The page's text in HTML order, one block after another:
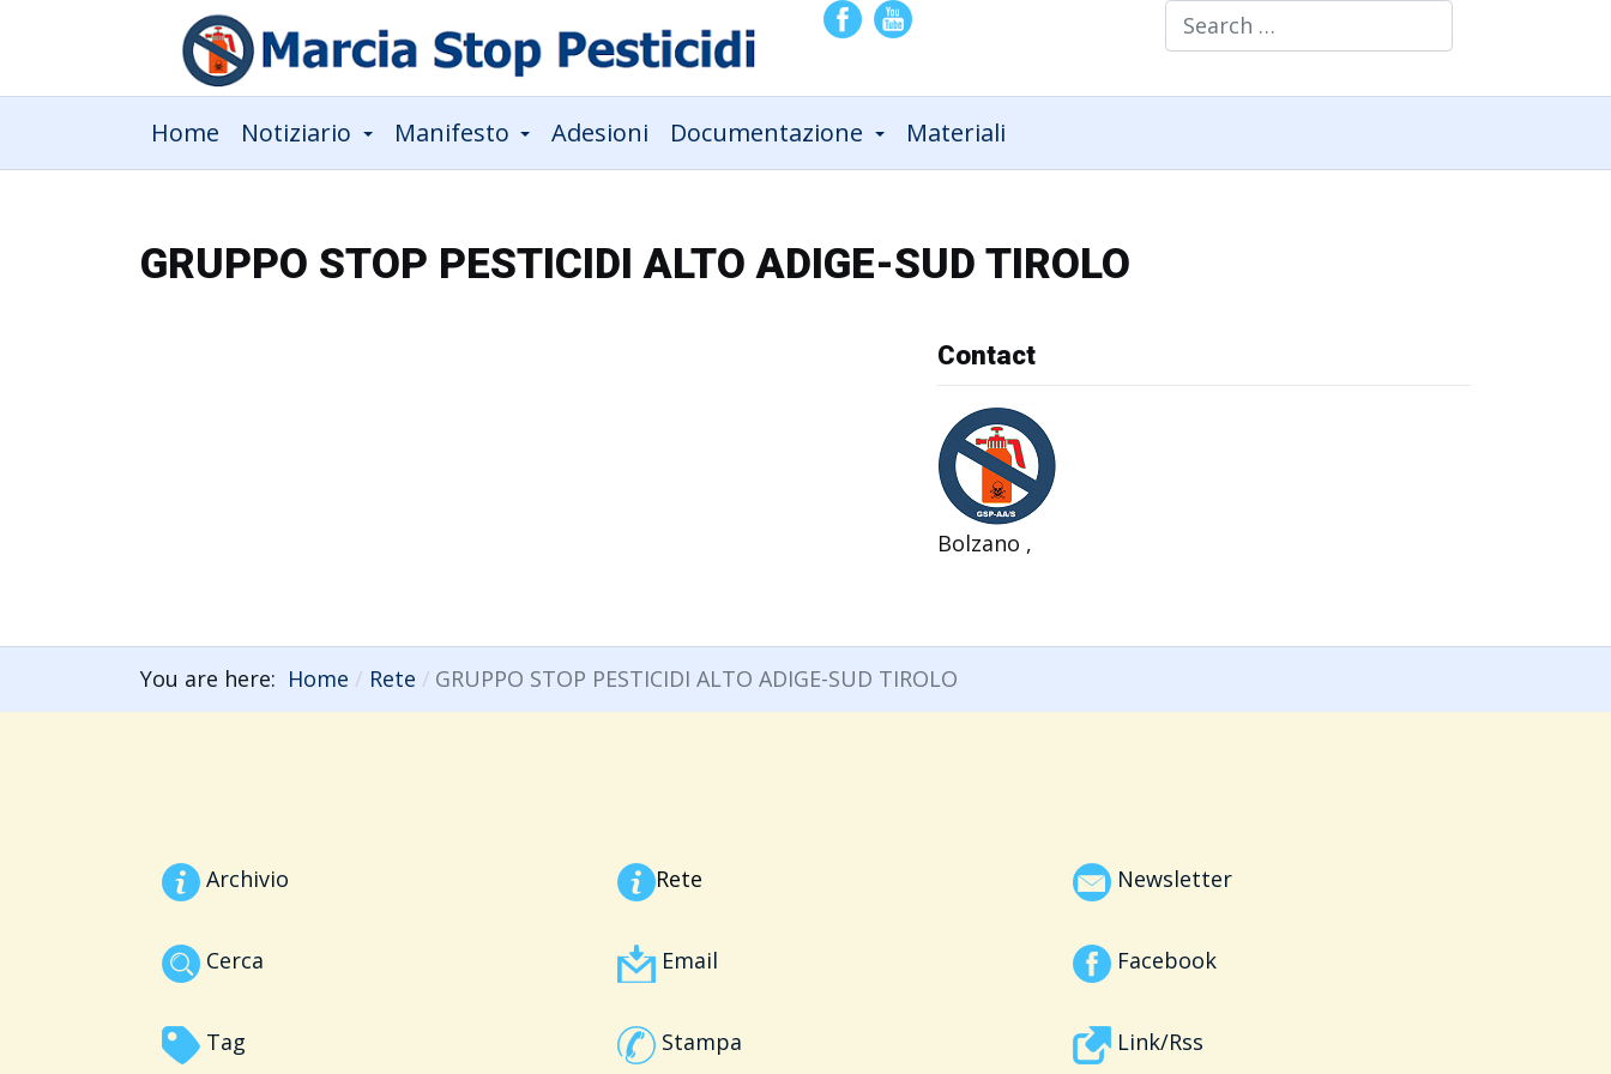
Search
Home Notiziario Manifesto Adesioni Documentazione Materiali
GRUPPO STOP PESTICIDI ALTO ADIGE-SUD TIROLO
Contact
Bolzano ,
You are here: Home Rete GRUPPO STOP PESTICIDI ALTO ADIGE-SUD TIROLO
Archivio
Cerca
Tag
Rete
Email
Stampa
Newsletter
Facebook
Link/Rss